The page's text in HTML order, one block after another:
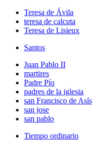
Teresa de Ávila
teresa de calcuta
Teresa de Lisieux
Santos
Juan Pablo II
martires
Padre Pío
padres de la iglesia
san Francisco de Asís
san jose
san pablo
Tiempo ordinario